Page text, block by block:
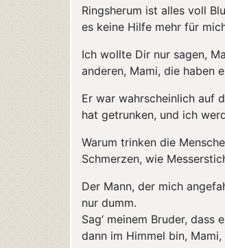
Ringsherum ist alles voll
es keine Hilfe mehr für
Ich wollte Dir nur sagen,
anderen, Mami, die haben
Er war wahrscheinlich auf
hat getrunken, und ich
Warum trinken die
Schmerzen, wie
Der Mann, der mich
nur dumm.
Sag‘ meinem Bruder,
dann im Himmel bin,